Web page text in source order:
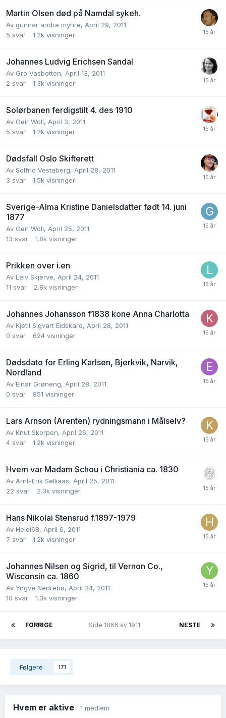
Martin Olsen død på Namdal sykeh.
Av gunnar andre myhre, April 29, 2011
5 svar 1.2k visninger
Johannes Ludvig Erichsen Sandal
Av Gro Vasbotten, April 13, 2011
2 svar 1.3k visninger
Solørbanen ferdigstilt 4. des 1910
Av Geir Woll, April 3, 2011
5 svar 1.2k visninger
Dødsfall Oslo Skifterett
Av Solfrid Vestaberg, April 28, 2011
3 svar 1.5k visninger
Sverige-Alma Kristine Danielsdatter født 14. juni
1877
Av Geir Woll, April 25, 2011
13 svar 1.8k visninger
Prikken over i.en
Av Leiv Skjerve, April 24, 2011
11 svar 2.8k visninger
Johannes Johansson f1838 kone Anna Charlotta
Av Kjetil Sigvart Eidskard, April 28, 2011
0 svar 624 visninger
Dødsdato for Erling Karlsen, Bjerkvik, Narvik,
Nordland
Av Einar Grøneng, April 28, 2011
0 svar 851 visninger
Lars Arnson (Arenten) rydningsmann i Målselv?
Av Knut Skorpen, April 26, 2011
4 svar 1.2k visninger
Hvem var Madam Schou i Christiania ca. 1830
Av Arnt-Erik Selliaas, April 25, 2011
22 svar 2.3k visninger
Hans Nikolai Stensrud f.1897-1979
Av Heidi68, April 6, 2011
7 svar 1.2k visninger
Johannes Nilsen og Sigrid, til Vernon Co.,
Wisconsin ca. 1860
Av Yngve Nedrebø, April 24, 2011
10 svar 1.3k visninger
FORRIGE NESTE
Side 1866 av 1911
Følgere 171
Hvem er aktive 1 medlem